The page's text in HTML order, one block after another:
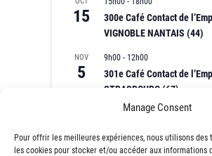
Manage Consent
Pour offrir les meilleures expériences, nous utilisons
les cookies pour stocker et/ou accéder aux informations
15
300e Café Contact de
VIGNOBLE NANTAIS (44)
NOV
5
9h00 - 12h00
301e Café Contact de
STRASBOURG (67)
10
-12h00
MONTFERMEIL (93)